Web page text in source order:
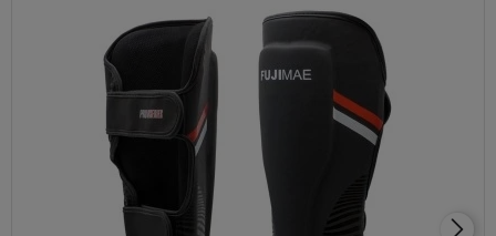
Wybierz coś dla siebie z naszej aktualnej oferty lub zaloguj
się, aby przywrócić dodane produkty do listy z poprzedniej
sesji.